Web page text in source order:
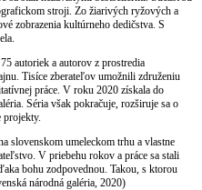
stroji. Zo žiarivých ryžových a
zobrazenia kultúrneho dedičstva. S
autoriek a autorov z prostredia
Tisíce zberateľov umožnili združeniu
práce. V roku 2020 získala do
Séria však pokračuje, rozširuje sa o
projekty.
slovenskom umeleckom trhu a vlastne
V priebehu rokov a práce sa stali
bohu zodpovednou. Takou, s ktorou
národná galéria, 2020)